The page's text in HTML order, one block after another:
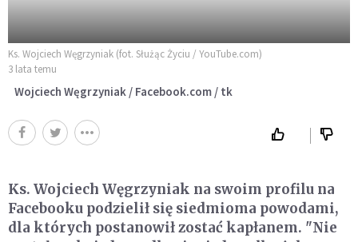
Ks. Wojciech Węgrzyniak (fot. Służąc Życiu / YouTube.com)
3 lata temu
Wojciech Węgrzyniak / Facebook.com / tk
Ks. Wojciech Węgrzyniak na swoim profilu na
Facebooku podzielił się siedmioma powodami,
dla których postanowił zostać kapłanem. "Nie